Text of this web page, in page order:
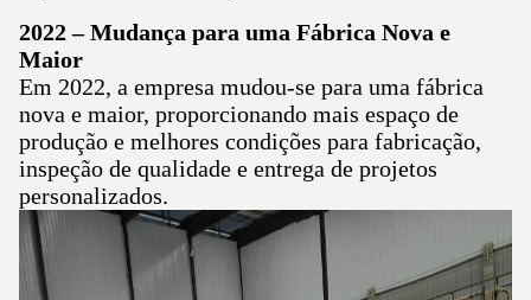
2022 – Mudança para uma Fábrica Nova e
Maior
Em 2022, a empresa mudou-se para uma fábrica
nova e maior, proporcionando mais espaço de
produção e melhores condições para fabricação,
inspeção de qualidade e entrega de projetos
personalizados.